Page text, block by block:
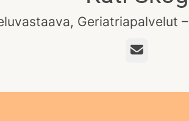
Geriatriapalvelut –
Sähköposti